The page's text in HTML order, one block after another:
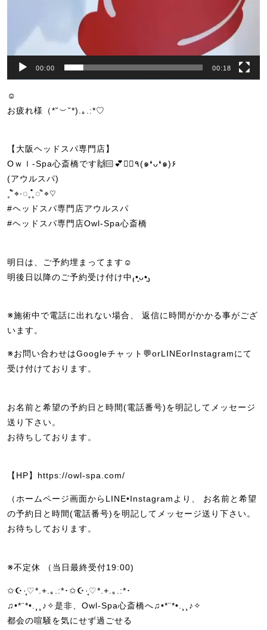
00:00 00:18
☺︎
お疲れ様（*˘︶˘*).｡.:*♡
【大阪ヘッドスパ専門店】
Oｗｌ-Spa心斎橋です🙌🏻💕💆‍♀️٩(๑❛ᴗ❛๑)۶
(アウルスパ)
˳˚̊̊⌖∙◌˳˳̊̊̊◌˚̊⌖♡
#ヘッドスパ専門店アウルスパ
#ヘッドスパ専門店Owl-Spa心斎橋
明日は、ご予約埋まってます☺️
明後日以降のご予約受け付け中₍•͈ᴗ•͈₎
※施術中で電話に出れない場合、 返信に時間がかかる事がござ
います。
※お問い合わせはGoogleチャット💬orLINEorInstagramにて
受け付けております。
お名前と希望の予約日と時間(電話番号)を明記してメッセージ
送り下さい。
お待ちしております。
【HP】https://owl-spa.com/
（ホームページ画面からLINE•Instagramより、 お名前と希望
の予約日と時間(電話番号)を明記してメッセージ送り下さい。
お待ちしております。
※不定休 （当日最終受付19:00)
✩☪·̩͙♡*.+.｡.:*･✩☪·̩͙♡*.+.｡.:*･
♫•*¨*•.¸¸♪✧是非、Owl-Spa心斎橋へ♫•*¨*•.¸¸♪✧
都会の喧騒を気にせず過ごせる